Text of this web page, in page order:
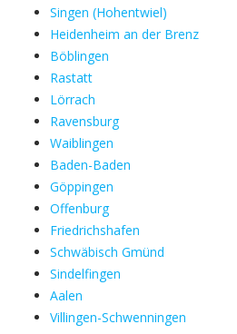
Singen (Hohentwiel)
Heidenheim an der Brenz
Böblingen
Rastatt
Lörrach
Ravensburg
Waiblingen
Baden-Baden
Göppingen
Offenburg
Friedrichshafen
Schwäbisch Gmünd
Sindelfingen
Aalen
Villingen-Schwenningen